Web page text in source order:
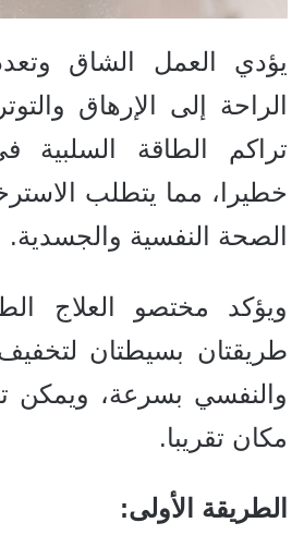
يؤدي العمل الشاق
الراحة إلى الإرهاق
تراكم الطاقة السلبية
خطيرا، مما يتطلب
الصحة النفسية والجسدية.
ويؤكد مختصو العلاج
طريقتان بسيطتان
والنفسي بسرعة، ويمكن
مكان تقريبا.
الطريقة الأولى: